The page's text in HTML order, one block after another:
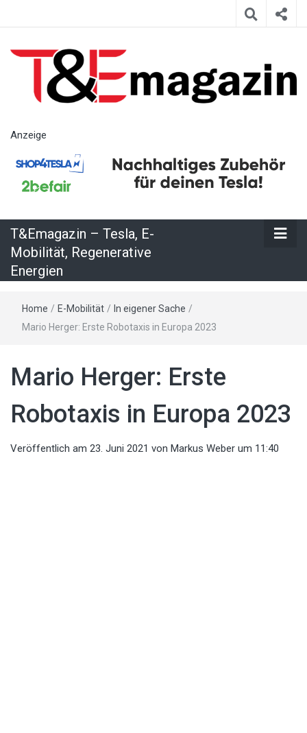
– Tesla, E-
Regenerative
Energien
Anzeige
T&Emagazin – Tesla, E-
Mobilität, Regenerative
Energien
Home / E-Mobilität / In eigener Sache /
Mario Herger: Erste Robotaxis in Europa 2023
Mario Herger: Erste
Robotaxis in Europa 2023
Veröffentlich am 23. Juni 2021 von Markus Weber um 11:40